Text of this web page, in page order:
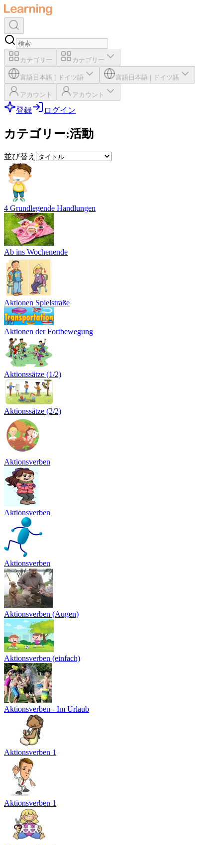
カテゴリー カテゴリー
言語 日本語 ドイツ語 言語 日本語 ドイツ語
アカウント アカウント
登録 ログイン
カテゴリー:活動
並び替え
4 Grundlegende Handlungen
Ab ins Wochenende
Aktionen Spielstraße
Aktionen der Fortbewegung
Aktionssätze (1/2)
Aktionssätze (2/2)
Aktionsverben
Aktionsverben
Aktionsverben
Aktionsverben (Augen)
Aktionsverben (einfach)
Aktionsverben - Im Urlaub
Aktionsverben 1
Aktionsverben 1